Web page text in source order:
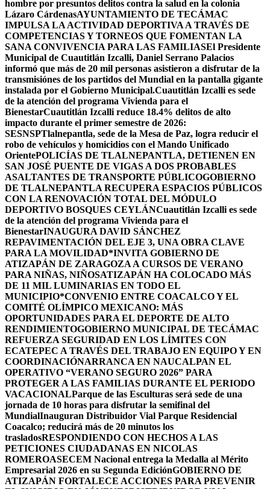
hombre por presuntos delitos contra la salud en la colonia
Lázaro CárdenasAYUNTAMIENTO DE TECÁMAC
IMPULSA LA ACTIVIDAD DEPORTIVA A TRAVÉS DE
COMPETENCIAS Y TORNEOS QUE FOMENTAN LA
SANA CONVIVENCIA PARA LAS FAMILIASEl Presidente
Municipal de Cuautitlán Izcalli, Daniel Serrano Palacios
informó que más de 20 mil personas asistieron a disfrutar de la
transmisiónes de los partidos del Mundial en la pantalla gigante
instalada por el Gobierno Municipal.Cuautitlán Izcalli es sede
de la atención del programa Vivienda para el
BienestarCuautitlán Izcalli reduce 18.4% delitos de alto
impacto durante el primer semestre de 2026:
SESNSPTlalnepantla, sede de la Mesa de Paz, logra reducir el
robo de vehículos y homicidios con el Mando Unificado
OrientePOLICÍAS DE TLALNEPANTLA, ​DETIENEN EN
SAN JOSÉ PUENTE DE VIGAS A DOS PROBABLES
ASALTANTES DE TRANSPORTE PÚBLICOGOBIERNO
DE TLALNEPANTLA RECUPERA ESPACIOS PÚBLICOS
CON LA RENOVACIÓN TOTAL DEL MÓDULO
DEPORTIVO BOSQUES CEYLÁNCuautitlán Izcalli es sede
de la atención del programa Vivienda para el
BienestarINAUGURA DAVID SÁNCHEZ
REPAVIMENTACIÓN DEL EJE 3, UNA OBRA CLAVE
PARA LA MOVILIDAD*INVITA GOBIERNO DE
ATIZAPÁN DE ZARAGOZA A CURSOS DE VERANO
PARA NIÑAS, NIÑOSATIZAPÁN HA COLOCADO MÁS
DE 11 MIL LUMINARIAS EN TODO EL
MUNICIPIO*CONVENIO ENTRE COACALCO Y EL
COMITÉ OLÍMPICO MEXICANO: MÁS
OPORTUNIDADES PARA EL DEPORTE DE ALTO
RENDIMIENTOGOBIERNO MUNICIPAL DE TECÁMAC
REFUERZA SEGURIDAD EN LOS LÍMITES CON
ECATEPEC A TRAVÉS DEL TRABAJO EN EQUIPO Y EN
COORDINACIÓNARRANCA EN NAUCALPAN EL
OPERATIVO “VERANO SEGURO 2026” PARA
PROTEGER A LAS FAMILIAS DURANTE EL PERIODO
VACACIONALParque de las Esculturas será sede de una
jornada de 10 horas para disfrutar la semifinal del
MundialInauguran Distribuidor Vial Parque Residencial
Coacalco; reducirá más de 20 minutos los
trasladosRESPONDIENDO CON HECHOS A LAS
PETICIONES CIUDADANAS EN NICOLAS
ROMEROASECEM Nacional entrega la Medalla al Mérito
Empresarial 2026 en su Segunda EdiciónGOBIERNO DE
ATIZAPÁN FORTALECE ACCIONES PARA PREVENIR